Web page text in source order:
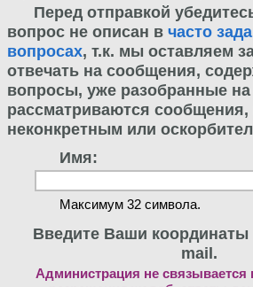
Перед отправкой
вопрос не описан в часто
вопросах, т.к. мы оставляем
отвечать на сообщения,
вопросы, уже разобранные на
рассматриваются
неконкретным или
Имя:
Максимум 32 символа.
Введите Ваши координаты
mail.
Администрация не